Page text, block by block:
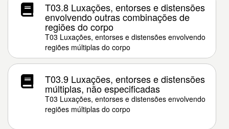
T03.8 Luxações, entorses e distensões
envolvendo outras combinações de
regiões do corpo
T03 Luxações, entorses e distensões envolvendo
regiões múltiplas do corpo
T03.9 Luxações, entorses e distensões
múltiplas, não especificadas
T03 Luxações, entorses e distensões envolvendo
regiões múltiplas do corpo